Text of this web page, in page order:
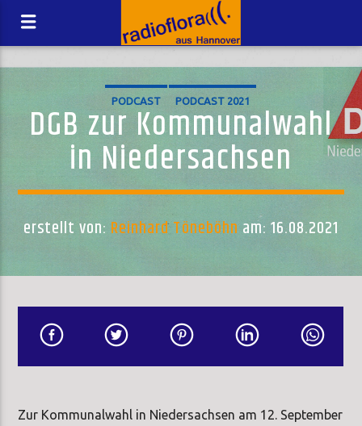
PODCAST PODCAST 2021
DGB zur Kommunalwahl
in Niedersachsen
erstellt von: Reinhard Töneböhn am: 16.08.2021
Zur Kommunalwahl in Niedersachsen am 12. September